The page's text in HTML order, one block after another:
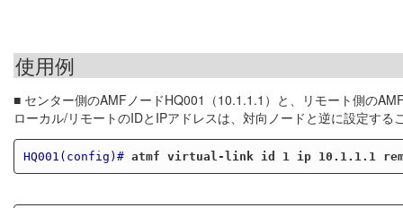
使用例
■ センター側のAMFノードHQ001（10.1.1.1）と、リモート側の
ローカル/リモートのIDとIPアドレスは、対向ノードと逆に設定する
HQ001(config)# atmf virtual-link id 1 ip 10.1.1.1